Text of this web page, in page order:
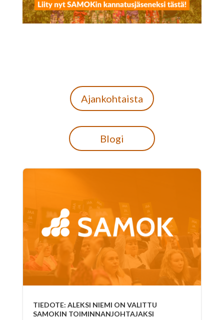
Ajankohtaista
Blogi
TIEDOTE: ALEKSI NIEMI ON VALITTU
SAMOKIN TOIMINNANJOHTAJAKSI